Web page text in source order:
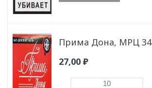
Прима Дона, МРЦ 34
27,00 ₽